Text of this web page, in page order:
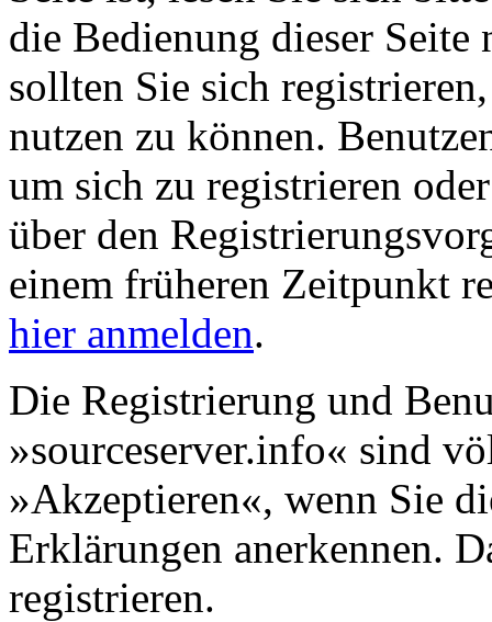
die Bedienung dieser Seite
sollten Sie sich
nutzen zu können.
um sich zu registrieren
über den
einem früheren Zeitpunkt
hier anmelden.
Die Registrierung und
»sourceserver.info« sind
»Akzeptieren«, wenn Sie
Erklärungen anerkennen.
registrieren.